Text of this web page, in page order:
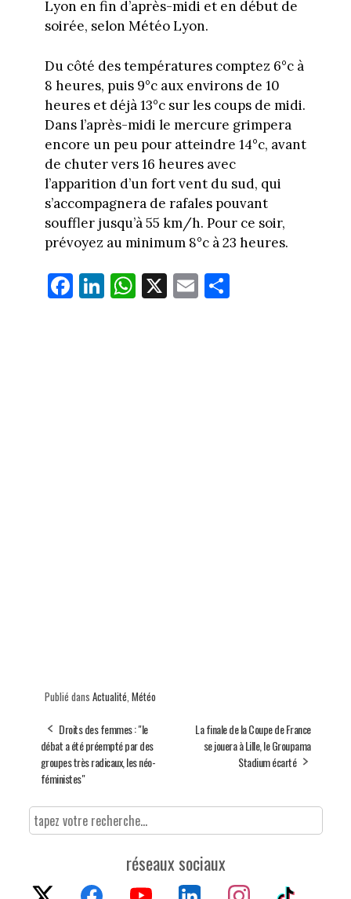
Lyon en fin d’après-midi et en début de
soirée, selon Météo Lyon.
Du côté des températures comptez 6°c à
8 heures, puis 9°c aux environs de 10
heures et déjà 13°c sur les coups de midi.
Dans l’après-midi le mercure grimpera
encore un peu pour atteindre 14°c, avant
de chuter vers 16 heures avec
l’apparition d’un fort vent du sud, qui
s’accompagnera de rafales pouvant
souffler jusqu’à 55 km/h. Pour ce soir,
prévoyez au minimum 8°c à 23 heures.
Fa
ce
Li
nk
W
ha
X E
m
Pa
rt
Publié dans Actualité Météo
Droits des femmes : "le
débat a été préempté par des
groupes très radicaux, les néo-
féministes"
La finale de la Coupe de France
se jouera à Lille, le Groupama
Stadium écarté
réseaux sociaux